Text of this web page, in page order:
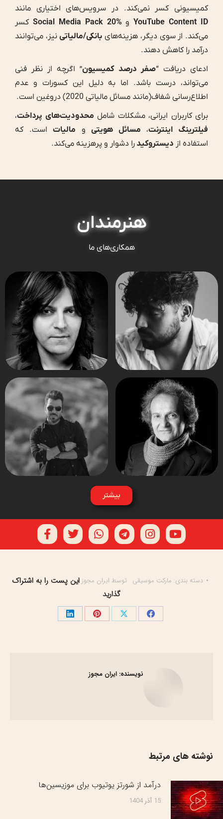
کمیسیونی کسر نمی‌کند. در سرویس‌های اختیاری مانند
YouTube Content ID وSocial Media Pack 20%
کسر
می‌کند. از سوی دیگر، هزینه‌های بانکی/مالیاتینیز، می‌توانند
درآمد را کاهش دهند.
ادعای دریافت “صفر درصد کمیسیون” اگرچه از نظر فنی
می‌تواند، درست باشد. اما به دلیل این کسورات و عدم
اطلاع‌رسانی شفاف(مانند مسائل مالیاتی 2020) دروغین است.
برای کاربران ایرانی، مشکلات شامل محدودیت‌های پرداخت،
فیلترینگ اینترنت، مسائل هویتیو مالیاتاست. که
استفاده از دیستروکید را دشوار و پرهزینه می‌کند.
هنرمندان
همکاری‌های ما
بیشتر
دسته بندی: مارکت موسیقی توسط ایران مجوز این پست را به اشتراک
گذارید
نویسنده: ایران مجوز
نوشته های مرتبط
درآمد از شورتز یوتیوب برای موزیسین‌ها
15 آذر 1404